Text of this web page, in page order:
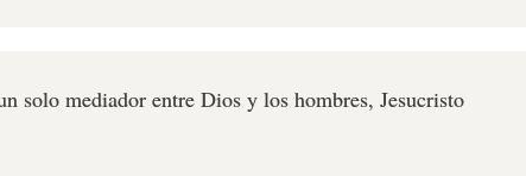
solo mediador entre Dios y los hombres, Jesucristo